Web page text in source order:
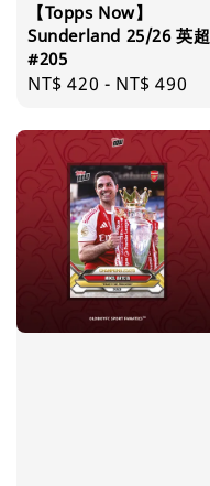
【Topps Now】
Sunderland 25/26 英超
#205
Regular
NT$ 420 - NT$ 490